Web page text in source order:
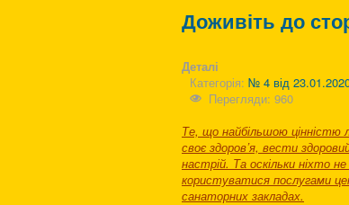
Доживіть до
Деталі
Категорія: № 4 від
Перегляди: 960
Те, що найбільшою цінністю
своє здоров’я, вести
настрій. Та оскільки ніхто
користуватися послугами
санаторних закладах.